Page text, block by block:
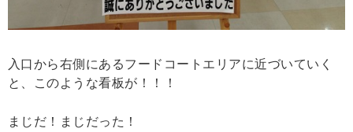
入口から右側にあるフードコートエリアに近づいていく
と、このような看板が！！！
まじだ！まじだった！